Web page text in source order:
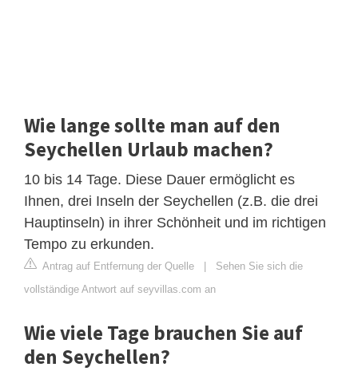
Wie lange sollte man auf den
Seychellen Urlaub machen?
10 bis 14 Tage. Diese Dauer ermöglicht es
Ihnen, drei Inseln der Seychellen (z.B. die drei
Hauptinseln) in ihrer Schönheit und im richtigen
Tempo zu erkunden.
Antrag auf Entfernung der Quelle
Sehen Sie sich die
vollständige Antwort auf seyvillas.com an
Wie viele Tage brauchen Sie auf
den Seychellen?